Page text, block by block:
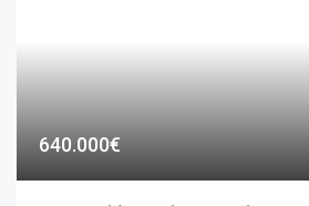
640.000€